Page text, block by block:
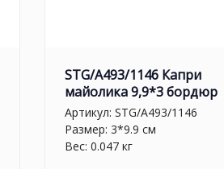
STG/A493/1146 Капри
майолика 9,9*3 бордюр
Артикул: STG/A493/1146
Размер: 3*9.9 см
Вес: 0.047 кг